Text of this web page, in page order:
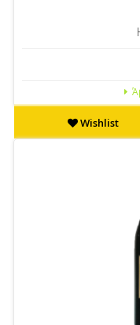
Wishlist